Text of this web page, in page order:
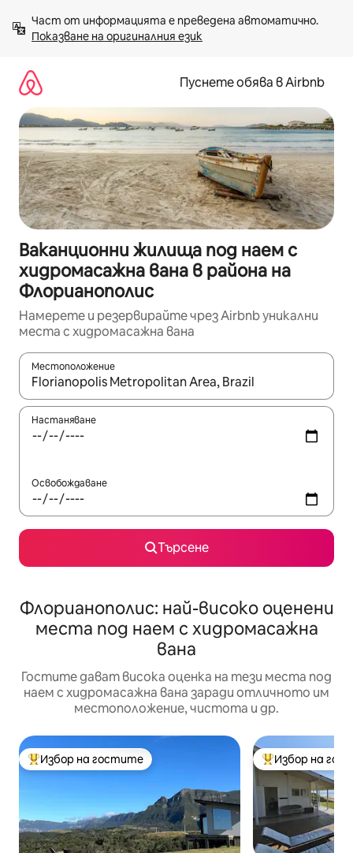
към
съдържанието
Показване на оригиналния език
Пуснете обява в Airbnb
Ваканционни жилища под наем с
хидромасажна вана в района на
Флорианополис
Намерете и резервирайте чрез Airbnb уникални
места с хидромасажна вана
Местоположение
Когато резултатите се покажат, използвайте
Настаняване
Освобождаване
Търсене
Флорианополис: най-високо оценени
места под наем с хидромасажна
вана
Гостите дават висока оценка на тези места под
наем с хидромасажна вана заради отличното им
местоположение, чистота и др.
Най-популярен избор на гостите
Избор на гостите Най-популярен
Избор на